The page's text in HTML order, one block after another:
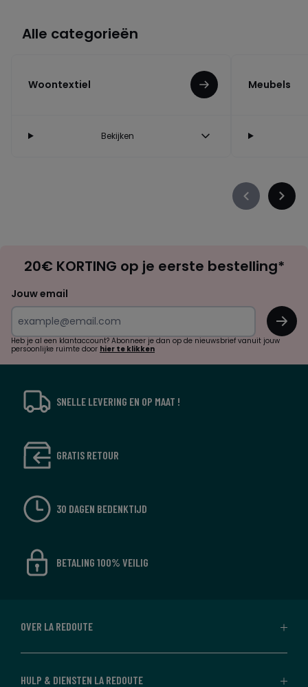
Alle categorieën
Woontextiel
Bekijken
Meubels
Précédent
zoek
inspiratie
verrassingen?
20€ KORTING op je eerste bestelling*
Jouw email
OK
Heb je al een klantaccount? Abonneer je dan op de nieuwsbrief vanuit jouw
persoonlijke ruimte door hier te klikken
SNELLE LEVERING EN OP MAAT !
GRATIS RETOUR
30 DAGEN BEDENKTIJD
BETALING 100% VEILIG
OVER LA REDOUTE
HULP & DIENSTEN LA REDOUTE